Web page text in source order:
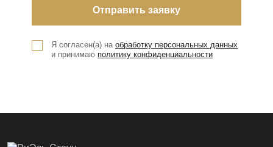
Я согласен(а) на обработку персональных данных
и принимаю политику конфиденциальности